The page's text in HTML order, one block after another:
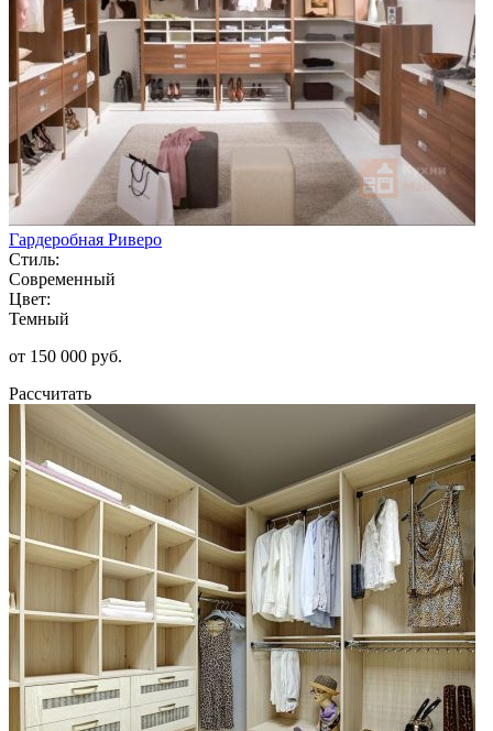
Гардеробная Риверо
Стиль:
Современный
Цвет:
Темный
от 150 000 руб.
Рассчитать